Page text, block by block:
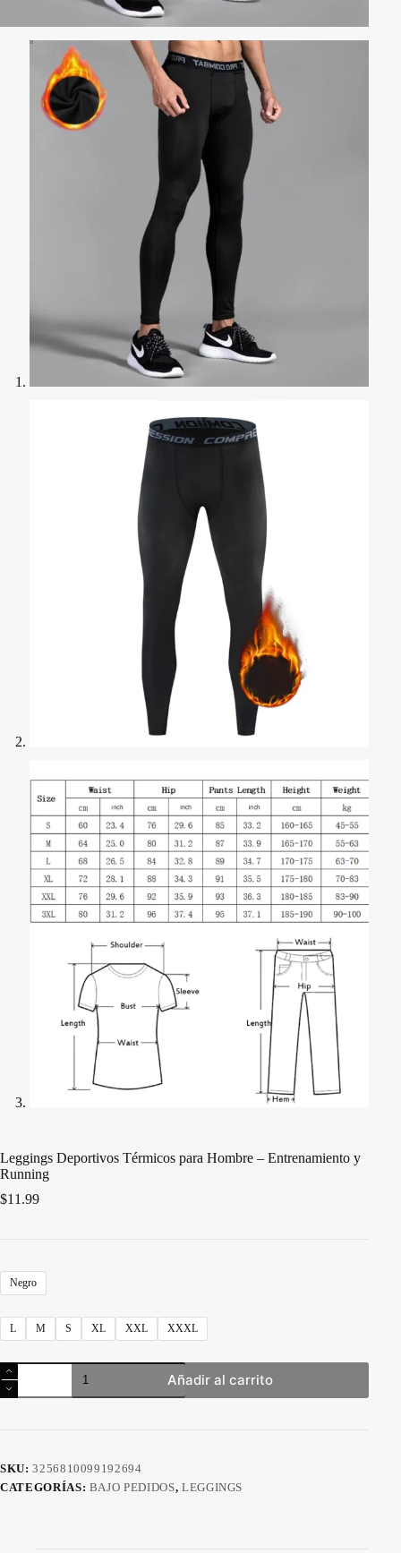
Leggings Deportivos Térmicos para Hombre – Entrenamiento y
Running
$11.99
Negro
L M S XL XXL XXXL
Leggings
Deportivos
Térmicos
y
Running
Añadir al carrito
SKU:3256810099192694
CATEGORÍAS: BAJO PEDIDOS, LEGGINGS